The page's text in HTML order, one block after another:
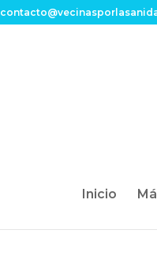
Inicio